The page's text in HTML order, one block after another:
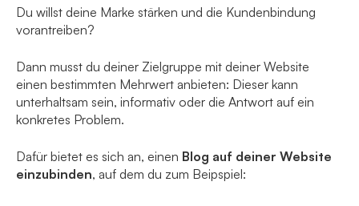
Du willst deine Marke stärken und die Kundenbindung
vorantreiben?
Dann musst du deiner Zielgruppe mit deiner Website
einen bestimmten Mehrwert anbieten: Dieser kann
unterhaltsam sein, informativ oder die Antwort auf ein
konkretes Problem.
Dafür bietet es sich an, einen Blog auf deiner Website
einzubinden, auf dem du zum Beipspiel: